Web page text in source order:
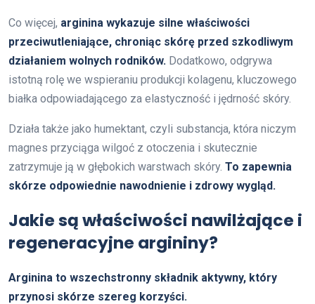
Co więcej, arginina wykazuje silne właściwości
przeciwutleniające, chroniąc skórę przed szkodliwym
działaniem wolnych rodników. Dodatkowo, odgrywa
istotną rolę we wspieraniu produkcji kolagenu, kluczowego
białka odpowiadającego za elastyczność i jędrność skóry.
Działa także jako humektant, czyli substancja, która niczym
magnes przyciąga wilgoć z otoczenia i skutecznie
zatrzymuje ją w głębokich warstwach skóry. To zapewnia
skórze odpowiednie nawodnienie i zdrowy wygląd.
Jakie są właściwości nawilżające i
regeneracyjne argininy?
Arginina to wszechstronny składnik aktywny, który
przynosi skórze szereg korzyści.